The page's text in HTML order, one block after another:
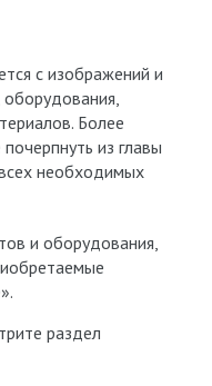
с изображений и
оборудования,
Более
из главы
необходимых
и оборудования,
раздел